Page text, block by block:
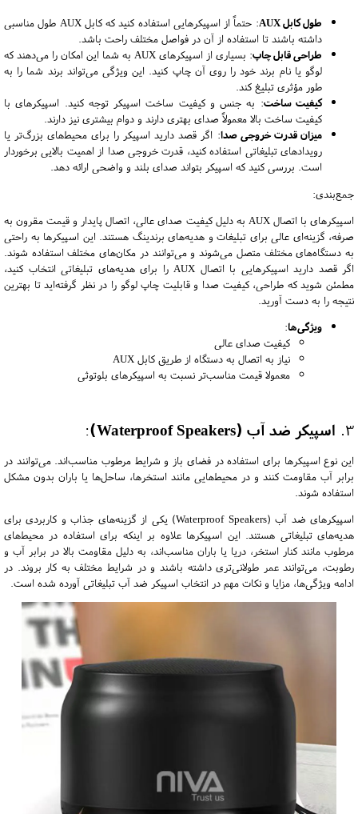
طول کابل AUX
: حتماً از اسپیکرهایی استفاده کنید که کابل AUX طول مناسبی
داشته باشند تا استفاده از آن در فواصل مختلف راحت باشد.
طراحی قابل چاپ
: بسیاری از اسپیکرهای AUX به شما این امکان را می‌دهند که
لوگو یا نام برند خود را روی آن چاپ کنید. این ویژگی می‌تواند برند شما را به
طور مؤثری تبلیغ کند.
کیفیت ساخت: به جنس و کیفیت ساخت اسپیکر توجه کنید. اسپیکرهای با
کیفیت ساخت بالا معمولاً صدای بهتری دارند و دوام بیشتری نیز دارند.
میزان قدرت خروجی صدا: اگر قصد دارید اسپیکر را برای محیط‌های بزرگ‌تر یا
رویدادهای تبلیغاتی استفاده کنید، قدرت خروجی صدا از اهمیت بالایی برخوردار
است. بررسی کنید که اسپیکر بتواند صدای بلند و واضحی ارائه دهد.
جمع‌بندی:
اسپیکرهای با اتصال AUX به دلیل کیفیت صدای عالی، اتصال پایدار و قیمت مقرون به
صرفه، گزینه‌ای عالی برای تبلیغات و هدیه‌های برندینگ هستند. این اسپیکرها به راحتی
به دستگاه‌های مختلف متصل می‌شوند و می‌توانند در مکان‌های مختلف استفاده شوند.
اگر قصد دارید اسپیکرهایی با اتصال AUX را برای هدیه‌های تبلیغاتی انتخاب کنید،
مطمئن شوید که طراحی، کیفیت صدا و قابلیت چاپ لوگو را در نظر گرفته‌اید تا بهترین
نتیجه را به دست آورید.
ویژگی‌ها:
کیفیت صدای عالی
نیاز به اتصال به دستگاه از طریق کابل AUX
معمولا قیمت مناسب‌تر نسبت به اسپیکرهای بلوتوثی
3. اسپیکر ضد آب (Waterproof Speakers) :
این نوع اسپیکرها برای استفاده در فضای باز و شرایط مرطوب مناسب‌اند. می‌توانند در
برابر آب مقاومت کنند و در محیط‌هایی مانند استخرها، ساحل‌ها یا باران بدون مشکل
استفاده شوند.
اسپیکرهای ضد آب (Waterproof Speakers) یکی از گزینه‌های جذاب و کاربردی برای
هدیه‌های تبلیغاتی هستند. این اسپیکرها علاوه بر اینکه برای استفاده در محیط‌های
مرطوب مانند کنار استخر، دریا یا باران مناسب‌اند، به دلیل مقاومت بالا در برابر آب و
رطوبت، می‌توانند عمر طولانی‌تری داشته باشند و در شرایط مختلف به کار بروند. در
ادامه ویژگی‌ها، مزایا و نکات مهم در انتخاب اسپیکر ضد آب تبلیغاتی آورده شده است.